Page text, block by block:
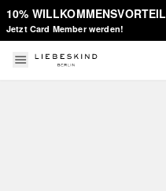
10% WILLKOMMENSVORTEIL
Jetzt Card Member werden!